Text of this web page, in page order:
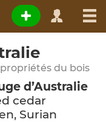
du bois
d’Australie
cedar
Surian